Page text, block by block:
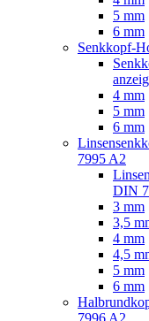
5 mm
6 mm
Senkkopf-
4 mm
5 mm
6 mm
7995 A2
DIN
3 mm
3,5
4 mm
4,5
5 mm
6 mm
7996 A2